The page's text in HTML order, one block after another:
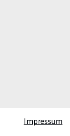
Impressum